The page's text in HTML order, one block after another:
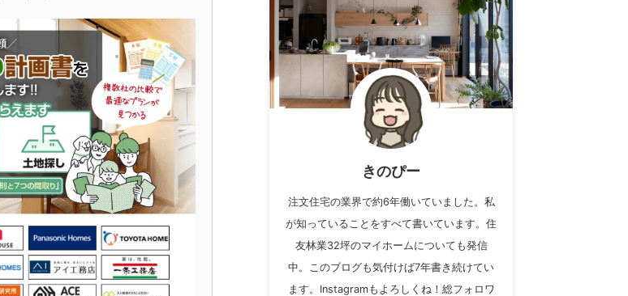
きのぴー
注文住宅の業界で約6年働いていました。私
が知っていることをすべて書いています。住
友林業32坪のマイホームについても発信
中。このブログも気付けば7年書き続けてい
ます。Instagramもよろしくね！総フォロワ